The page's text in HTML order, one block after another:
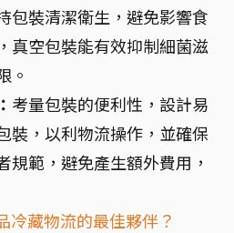
包裝清潔衛生，避免影響食
真空包裝能有效抑制細菌滋
。
考量包裝的便利性，設計易
裝，以利物流操作，並確保
規範，避免產生額外費用，
冷藏物流的最佳夥伴？